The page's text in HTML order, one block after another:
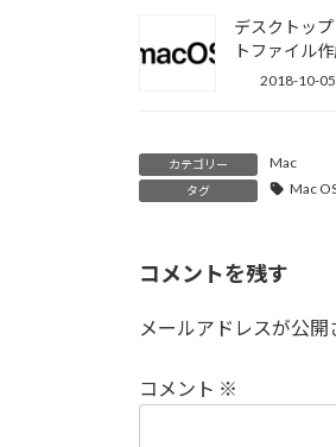
デスクトッ
トファイル
2018-10-05
カテゴリー Mac
タグ Mac
コメントを残す
メールアドレスが公開
コメント ※